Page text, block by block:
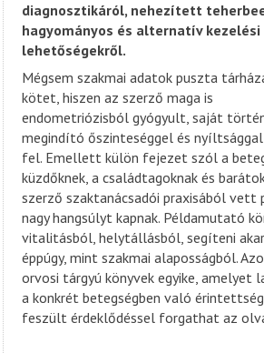
diagnosztikáról, nehezített
hagyományos és alternatív kezelési
lehetőségekről.
Mégsem szakmai adatok puszta
kötet, hiszen az szerző maga is
endometriózisból gyógyult, saját
megindító őszinteséggel és
fel. Emellett külön fejezet szól a
küzdőknek, a családtagoknak és
szerző szaktanácsadói praxisából vett
nagy hangsúlyt kapnak. Példamutató
vitalitásból, helytállásból, segíteni
éppúgy, mint szakmai alaposságból.
orvosi tárgyú könyvek egyike, amelyet
a konkrét betegségben való
feszült érdeklődéssel forgathat az